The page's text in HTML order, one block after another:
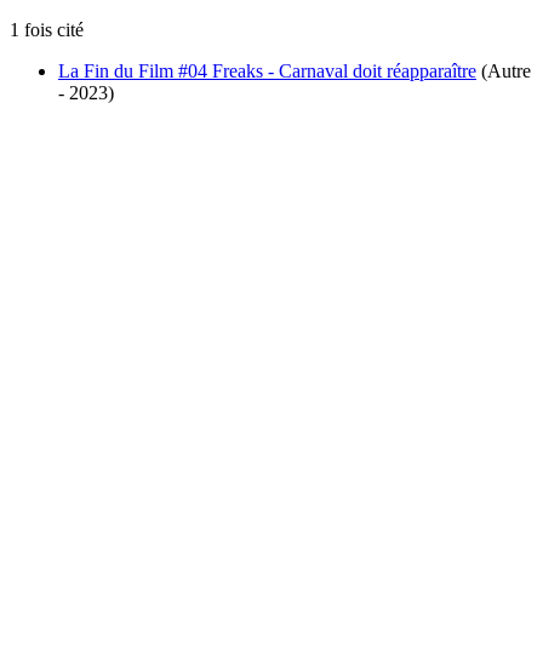
1 fois cité
La Fin du Film #04 Freaks - Carnaval doit réapparaître (Autre
- 2023)